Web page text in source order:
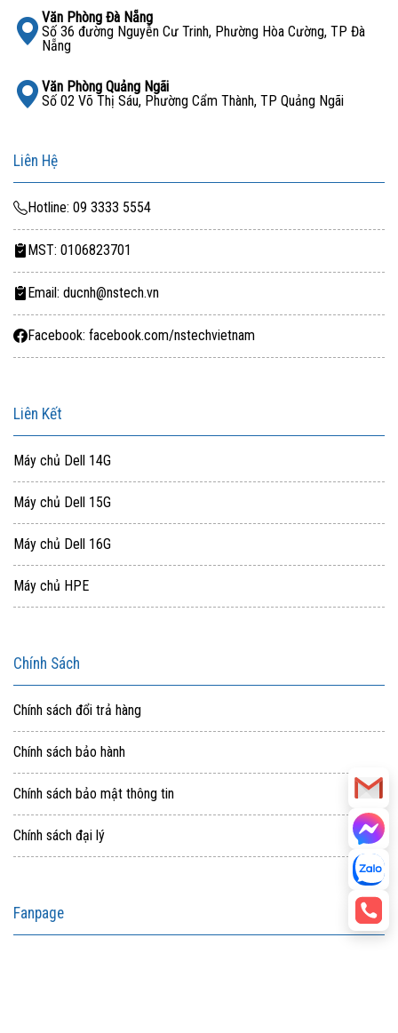
Văn Phòng Đà Nẵng
Số 36 đường Nguyễn Cư Trinh, Phường Hòa Cường, TP Đà
Nẵng
Văn Phòng Quảng Ngãi
Số 02 Võ Thị Sáu, Phường Cẩm Thành, TP Quảng Ngãi
Liên Hệ
Hotline: 09 3333 5554
MST: 0106823701
Email: ducnh@nstech.vn
Facebook: facebook.com/nstechvietnam
Liên Kết
Máy chủ Dell 14G
Máy chủ Dell 15G
Máy chủ Dell 16G
Máy chủ HPE
Chính Sách
Chính sách đổi trả hàng
Chính sách bảo hành
Chính sách bảo mật thông tin
Chính sách đại lý
Fanpage